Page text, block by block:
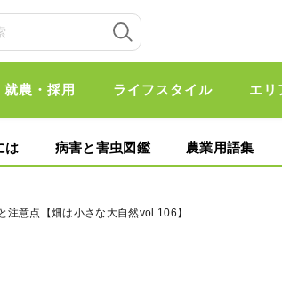
就農・採用 ライフスタイル エリ
は 病害と害虫図鑑 農業用語集
意点【畑は小さな大自然vol.106】